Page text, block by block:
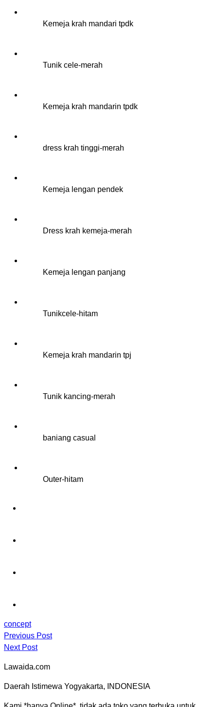
Kemeja krah mandari tpdk
Tunik cele-merah
Kemeja krah mandarin tpdk
dress krah tinggi-merah
Kemeja lengan pendek
Dress krah kemeja-merah
Kemeja lengan panjang
Tunikcele-hitam
Kemeja krah mandarin tpj
Tunik kancing-merah
baniang casual
Outer-hitam
concept
Previous Post
Next Post
Lawaida.com
Daerah Istimewa Yogyakarta, INDONESIA